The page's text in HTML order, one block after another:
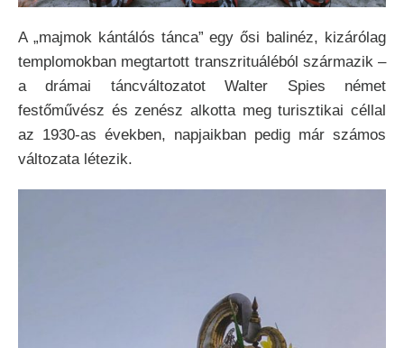
A „majmok kántálós tánca” egy ősi balinéz, kizárólag
templomokban megtartott transzrituáléból származik –
a drámai táncváltozatot Walter Spies német
festőművész és zenész alkotta meg turisztikai céllal
az 1930-as években, napjaikban pedig már számos
változata létezik.